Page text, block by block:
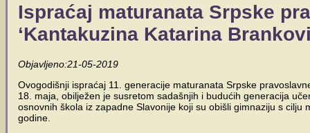
Ispraćaj maturanata Srpske
‘Kantakuzina Katarina
Objavljeno:21-05-2019
Ovogodišnji ispraćaj 11. generacije maturanata Srpske
18. maja, obilježen je susretom sadašnjih i budućih generacija
osnovnih škola iz zapadne Slavonije koji su obišli gimnaziju s
godine.